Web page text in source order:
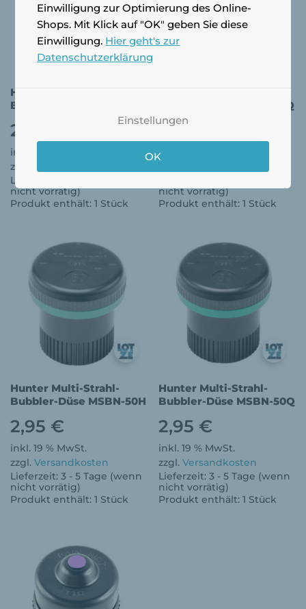
Hunter Multi-Strahl-
Bubbler-Düse MSBN-20F
2,95
inkl. 19 % MwSt.
zzgl.
Lieferzeit:
nicht vorrätig)
Produkt enthält: 1 Stück
Bubbler-Düse MSBN-25Q
2,95
inkl. 19 % MwSt.
nicht vorrätig)
Produkt enthält: 1 Stück
Hunter Multi-Strahl-
Bubbler-Düse MSBN-50H
2,95 €
inkl. 19 % MwSt.
zzgl. Versandkosten
Lieferzeit: 3 - 5 Tage (wenn
nicht vorrätig)
Produkt enthält: 1 Stück
Hunter Multi-Strahl-
Bubbler-Düse MSBN-50Q
2,95 €
inkl. 19 % MwSt.
zzgl.Versandkosten
Lieferzeit:3 - 5 Tage (wenn
nicht vorrätig)
Produkt enthält: 1 Stück
Einwilligung zur Optimierung des Online-
Shops. Mit Klick auf "OK" geben Sie diese
Einwilligung. Hier geht's zur
Datenschutzerklärung
Einstellungen
OK